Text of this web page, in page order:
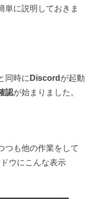
単に説明しておきま
同時に Discord が起動
認が始まりました。
つも他の作業をして
ウにこんな表示